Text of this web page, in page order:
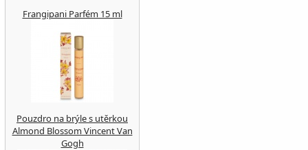
Frangipani Parfém 15 ml
Pouzdro na brýle s utěrkou
Almond Blossom Vincent Van
Gogh